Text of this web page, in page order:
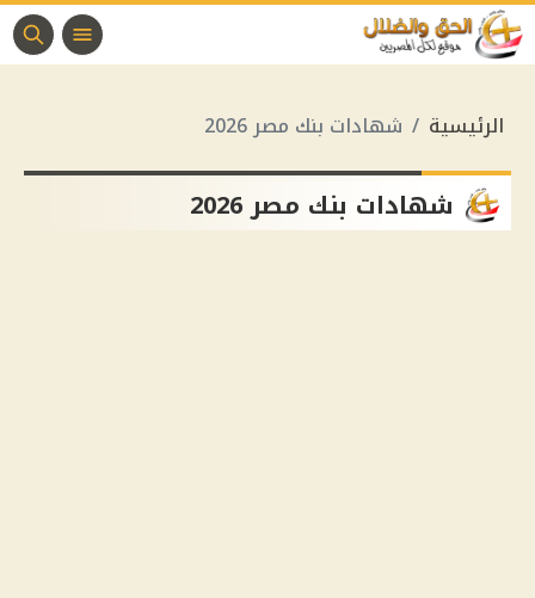
الرئيسية شهادات بنك مصر 2026
شهادات بنك مصر 2026